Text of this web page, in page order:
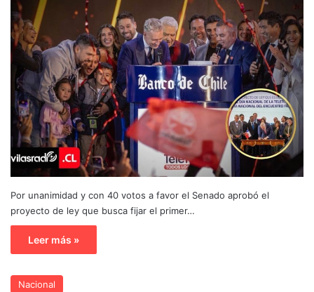
Por unanimidad y con 40 votos a favor el Senado aprobó el
proyecto de ley que busca fijar el primer…
Leer más »
Nacional